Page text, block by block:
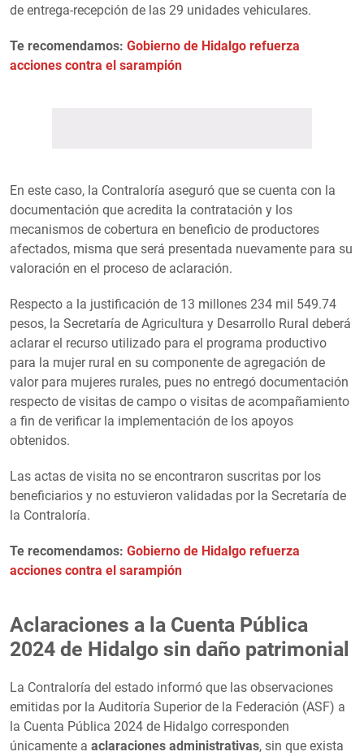
de entrega-recepción de las 29 unidades vehiculares.
Te recomendamos: Gobierno de Hidalgo refuerza
acciones contra el sarampión
En este caso, la Contraloría aseguró que se cuenta con la
documentación que acredita la contratación y los
mecanismos de cobertura en beneficio de productores
afectados, misma que será presentada nuevamente para su
valoración en el proceso de aclaración.
Respecto a la justificación de 13 millones 234 mil 549.74
pesos, la Secretaría de Agricultura y Desarrollo Rural deberá
aclarar el recurso utilizado para el programa productivo
para la mujer rural en su componente de agregación de
valor para mujeres rurales, pues no entregó documentación
respecto de visitas de campo o visitas de acompañamiento
a fin de verificar la implementación de los apoyos
obtenidos.
Las actas de visita no se encontraron suscritas por los
beneficiarios y no estuvieron validadas por la Secretaría de
la Contraloría.
Te recomendamos: Gobierno de Hidalgo refuerza
acciones contra el sarampión
Aclaraciones a la Cuenta Pública
2024 de Hidalgo sin daño patrimonial
La Contraloría del estado informó que las observaciones
emitidas por la Auditoría Superior de la Federación (ASF) a
la Cuenta Pública 2024 de Hidalgo corresponden
únicamente a aclaraciones administrativas, sin que exista